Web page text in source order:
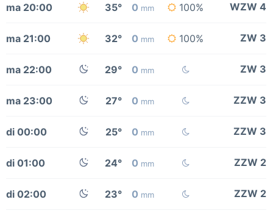
ma 20:00 35° 0 mm 100% WZW 4
ma 21:00 32° 0 mm 100% ZW 3
ma 22:00 29° 0 mm ZW 3
ma 23:00 27° 0 mm ZZW 3
di 00:00 25° 0 mm ZZW 3
di 01:00 24° 0 mm ZZW 2
di 02:00 23° 0 mm ZZW 2